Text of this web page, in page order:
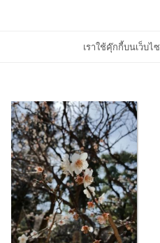
เราใช้คุ๊กกี้บนเว็บ